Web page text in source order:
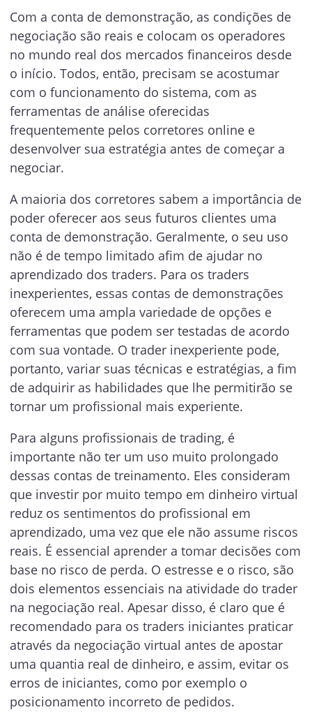
Com a conta de demonstração, as condições de
negociação são reais e colocam os operadores
no mundo real dos mercados financeiros desde
o início. Todos, então, precisam se acostumar
com o funcionamento do sistema, com as
ferramentas de análise oferecidas
frequentemente pelos corretores online e
desenvolver sua estratégia antes de começar a
negociar.
A maioria dos corretores sabem a importância de
poder oferecer aos seus futuros clientes uma
conta de demonstração. Geralmente, o seu uso
não é de tempo limitado afim de ajudar no
aprendizado dos traders. Para os traders
inexperientes, essas contas de demonstrações
oferecem uma ampla variedade de opções e
ferramentas que podem ser testadas de acordo
com sua vontade. O trader inexperiente pode,
portanto, variar suas técnicas e estratégias, a fim
de adquirir as habilidades que lhe permitirão se
tornar um profissional mais experiente.
Para alguns profissionais de trading, é
importante não ter um uso muito prolongado
dessas contas de treinamento. Eles consideram
que investir por muito tempo em dinheiro virtual
reduz os sentimentos do profissional em
aprendizado, uma vez que ele não assume riscos
reais. É essencial aprender a tomar decisões com
base no risco de perda. O estresse e o risco, são
dois elementos essenciais na atividade do trader
na negociação real. Apesar disso, é claro que é
recomendado para os traders iniciantes praticar
através da negociação virtual antes de apostar
uma quantia real de dinheiro, e assim, evitar os
erros de iniciantes, como por exemplo o
posicionamento incorreto de pedidos.